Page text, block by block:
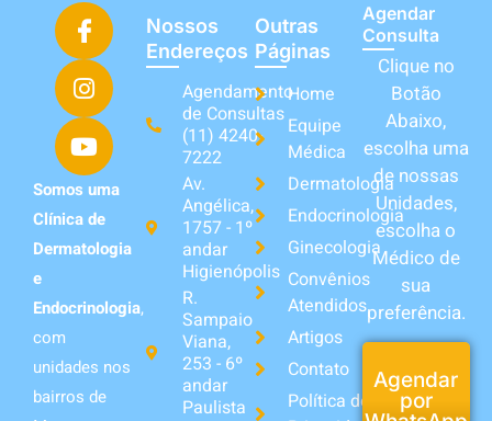
Somos uma
Clínica de
Dermatologia
e
Endocrinologia,
com
unidades nos
bairros de
Nossos
Endereços
Agendamento
de Consultas
(11) 4240-
7222
Av.
Angélica,
1757 - 1º
andar
Higienópolis
R.
Sampaio
Viana,
253 - 6º
andar
Paulista
Outras
Páginas
Home
Equipe
Médica
Dermatologia
Endocrinologia
Ginecologia
Convênios
Atendidos
Artigos
Contato
Política de
Agendar
Consulta
Clique no
Botão
Abaixo,
escolha uma
de nossas
Unidades,
escolha o
Médico de
sua
preferência.
Agendar
por